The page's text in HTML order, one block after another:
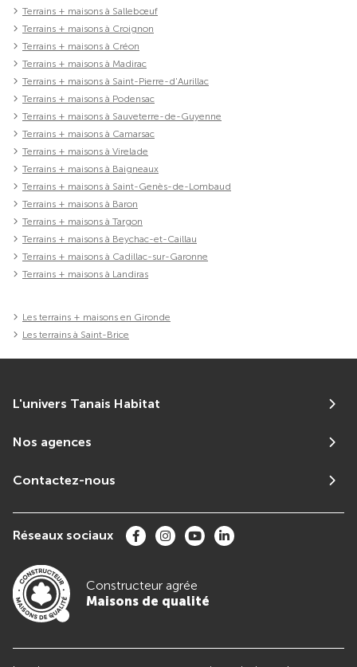
Terrains + maisons à Sallebœuf
Terrains + maisons à Croignon
Terrains + maisons à Créon
Terrains + maisons à Madirac
Terrains + maisons à Saint-Pierre-d'Aurillac
Terrains + maisons à Podensac
Terrains + maisons à Sauveterre-de-Guyenne
Terrains + maisons à Camarsac
Terrains + maisons à Virelade
Terrains + maisons à Baigneaux
Terrains + maisons à Saint-Genès-de-Lombaud
Terrains + maisons à Baron
Terrains + maisons à Targon
Terrains + maisons à Beychac-et-Caillau
Terrains + maisons à Cadillac-sur-Garonne
Terrains + maisons à Landiras
Les terrains + maisons en Gironde
Les terrains à Saint-Brice
L'univers Tanais Habitat
Nos agences
Contactez-nous
Réseaux sociaux
Constructeur agrée
Maisons de qualité